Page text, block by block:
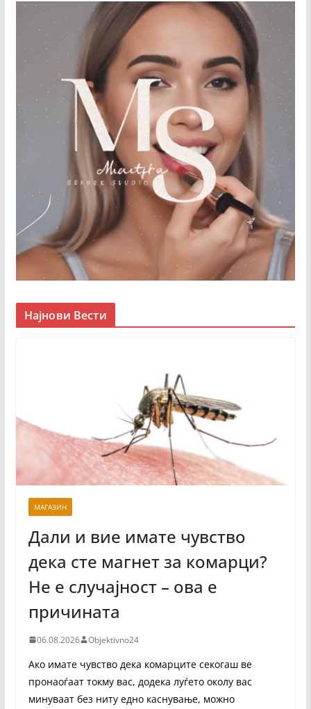
Најнови Вести
МАГАЗИН
Дали и вие имате чувство
дека сте магнет за комарци?
Не е случајност – ова е
причината
06.08.2026 Objektivno24
Ако имате чувство дека комарците секогаш ве
пронаоѓаат токму вас, додека луѓето околу вас
минуваат без ниту едно каснување, можно